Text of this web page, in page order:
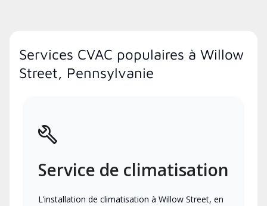
Services CVAC populaires à Willow
Street, Pennsylvanie
Service de climatisation
L’installation de climatisation à Willow Street, en